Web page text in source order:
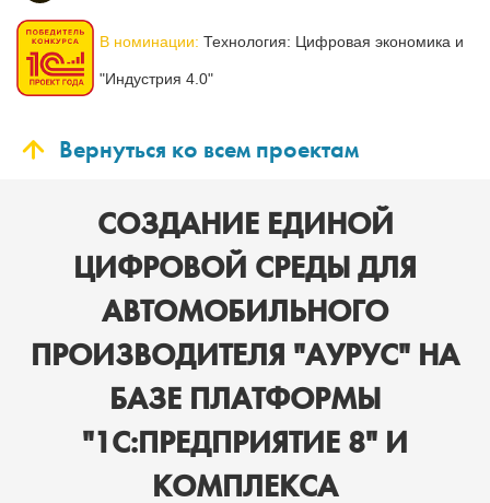
В номинации: Технология: Цифровая экономика и
"Индустрия 4.0"
Вернуться ко всем проектам
СОЗДАНИЕ ЕДИНОЙ
ЦИФРОВОЙ СРЕДЫ ДЛЯ
АВТОМОБИЛЬНОГО
ПРОИЗВОДИТЕЛЯ "АУРУС" НА
БАЗЕ ПЛАТФОРМЫ
"1С:ПРЕДПРИЯТИЕ 8" И
КОМПЛЕКСА